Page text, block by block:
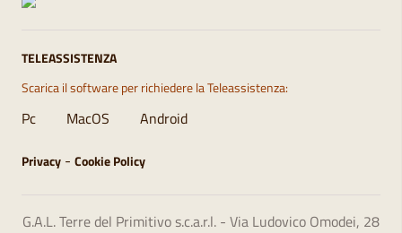
TELEASSISTENZA
Scarica il software per richiedere la Teleassistenza:
Pc MacOS Android
Privacy - Cookie Policy
G.A.L. Terre del Primitivo s.c.a.r.l. - Via Ludovico Omodei, 28